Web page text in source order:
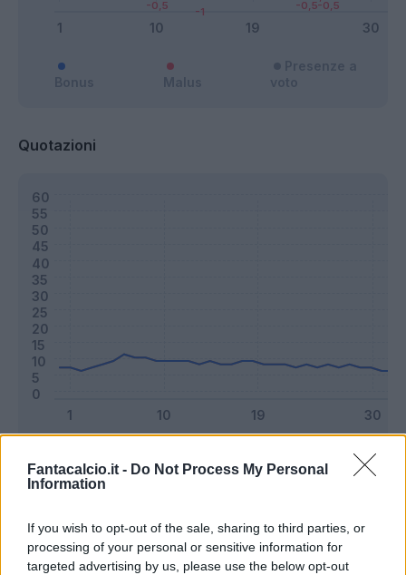
Fantacalcio.it - Do Not Process My Personal
Information
If you wish to opt-out of the sale, sharing to third parties, or
processing of your personal or sensitive information for
targeted advertising by us, please use the below opt-out
Quotazioni
Riepilogo stagione
Titolare 16 - 42